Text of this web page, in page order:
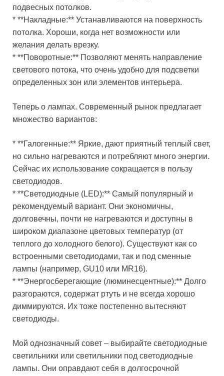
подвесных потолков.
* **Накладные:** Устанавливаются на поверхность
потолка. Хороши, когда нет возможности или
желания делать врезку.
* **Поворотные:** Позволяют менять направление
светового потока, что очень удобно для подсветки
определенных зон или элементов интерьера.
Теперь о лампах. Современный рынок предлагает
множество вариантов:
* **Галогенные:** Яркие, дают приятный теплый свет,
но сильно нагреваются и потребляют много энергии.
Сейчас их использование сокращается в пользу
светодиодов.
* **Светодиодные (LED):** Самый популярный и
рекомендуемый вариант. Они экономичны,
долговечны, почти не нагреваются и доступны в
широком диапазоне цветовых температур (от
теплого до холодного белого). Существуют как со
встроенными светодиодами, так и под сменные
лампы (например, GU10 или MR16).
* **Энергосберегающие (люминесцентные):** Долго
разгораются, содержат ртуть и не всегда хорошо
диммируются. Их тоже постепенно вытесняют
светодиоды.
Мой однозначный совет – выбирайте светодиодные
светильники или светильники под светодиодные
лампы. Они оправдают себя в долгосрочной